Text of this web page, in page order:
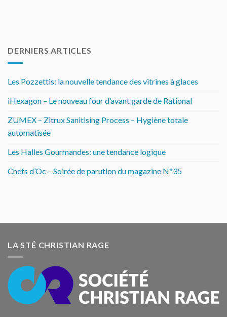
DERNIERS ARTICLES
Les Pozzettis: la nouvelle tendance des vitrines à glaces
iHexagon – Le nouveau four d’avant garde de Rational
ZUMEX – Zitrux Sanitising Process – Hygiène totale
automatisée
Les Halles Gourmandes: une tendance logique
Chefs d’Oc – Soirée de parution du magazine N°35
LA STÉ CHRISTIAN RAGE